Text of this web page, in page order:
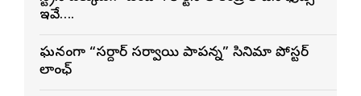
ఇవే….
ఘనంగా “సర్దార్ సర్వాయి పాపన్న” సినిమా పోస్టర్
లాంఛ్